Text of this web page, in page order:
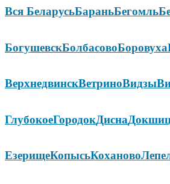
Вся БеларусьБараньБегомль
БогушевскБолбасовоБоровуха
ВерхнедвинскВетриноВидзы
ГлубокоеГородокДисна
ЕзерищеКопысьКоханово